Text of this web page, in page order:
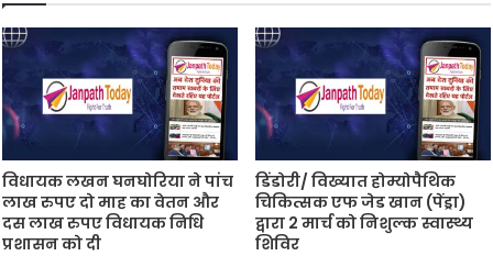
विधायक लखन घनघोरिया ने पांच
लाख रुपए दो माह का वेतन और
दस लाख रुपए विधायक निधि
प्रशासन को दी
डिंडोरी/ विख्यात होम्योपैथिक
चिकित्सक एफ जेड खान (पेंड्रा)
द्वारा 2 मार्च को निशुल्क स्वास्थ्य
शिविर